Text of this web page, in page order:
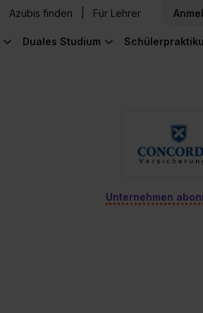
Azubis finden Für Lehrer
Duales Studium
Unternehmen